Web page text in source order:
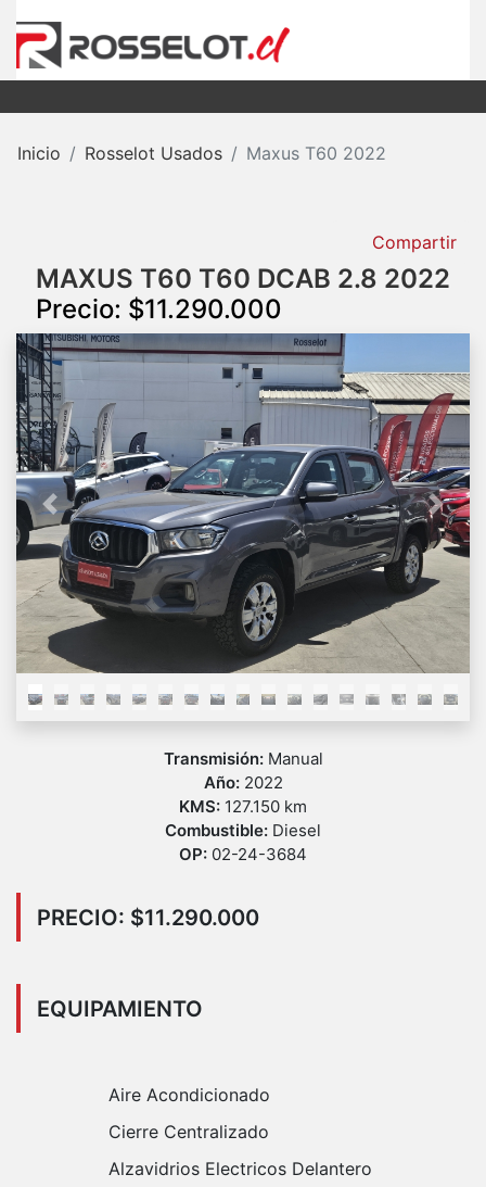
Inicio Rosselot Usados Maxus T60 2022
Compartir
MAXUS T60 T60 DCAB 2.8 2022
Precio: $11.290.000
Previous Next
Transmisión: Manual
Año: 2022
KMS: 127.150 km
Combustible: Diesel
OP: 02-24-3684
PRECIO: $11.290.000
EQUIPAMIENTO
Aire Acondicionado
Cierre Centralizado
Alzavidrios Electricos Delantero